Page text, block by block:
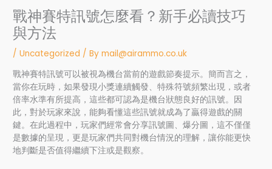
戰神賽特訊號怎麼看？新手必讀技巧
與方法
/Uncategorized / Bymail@airammo.co.uk
戰神賽特訊號可以被視為機台當前的遊戲節奏提示。簡而言之，
當你在玩時，如果發現小獎連續觸發、特殊符號頻繁出現，或者
倍率水準有所提高，這些都可認為是機台狀態良好的訊號。因
此，對於玩家來說，能夠看懂這些訊號就成為了贏得遊戲的關
鍵。在此過程中，玩家們經常會分享訊號圖、爆分圖，這不僅僅
是數據的呈現，更是玩家們共同對機台情況的理解，讓你能更快
地判斷是否值得繼續下注或是觀察。